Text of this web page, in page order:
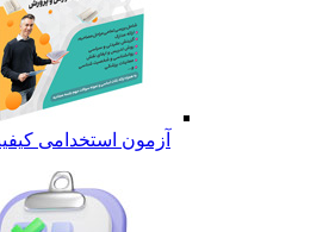
آزمون استخدامی